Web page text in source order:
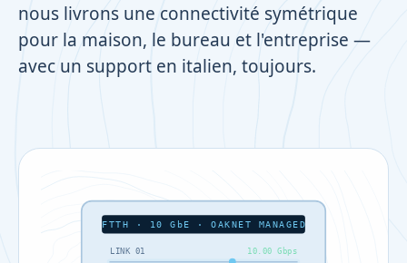
nous livrons une connectivité symétrique
pour la maison, le bureau et l'entreprise —
avec un support en italien, toujours.
FTTH · 10 GbE · OAKNET MANAGED
LINK 01 10.00 Gbps